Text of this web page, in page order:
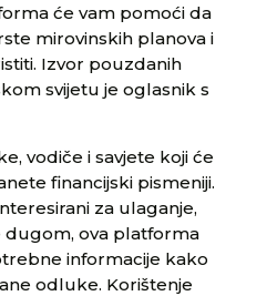
će vam pomoći da
mirovinskih planova i
Izvor pouzdanih
svijetu je oglasnik s
vodiče i savjete koji će
financijski pismeniji.
za ulaganje,
dugom, ova platforma
informacije kako
odluke. Korištenje